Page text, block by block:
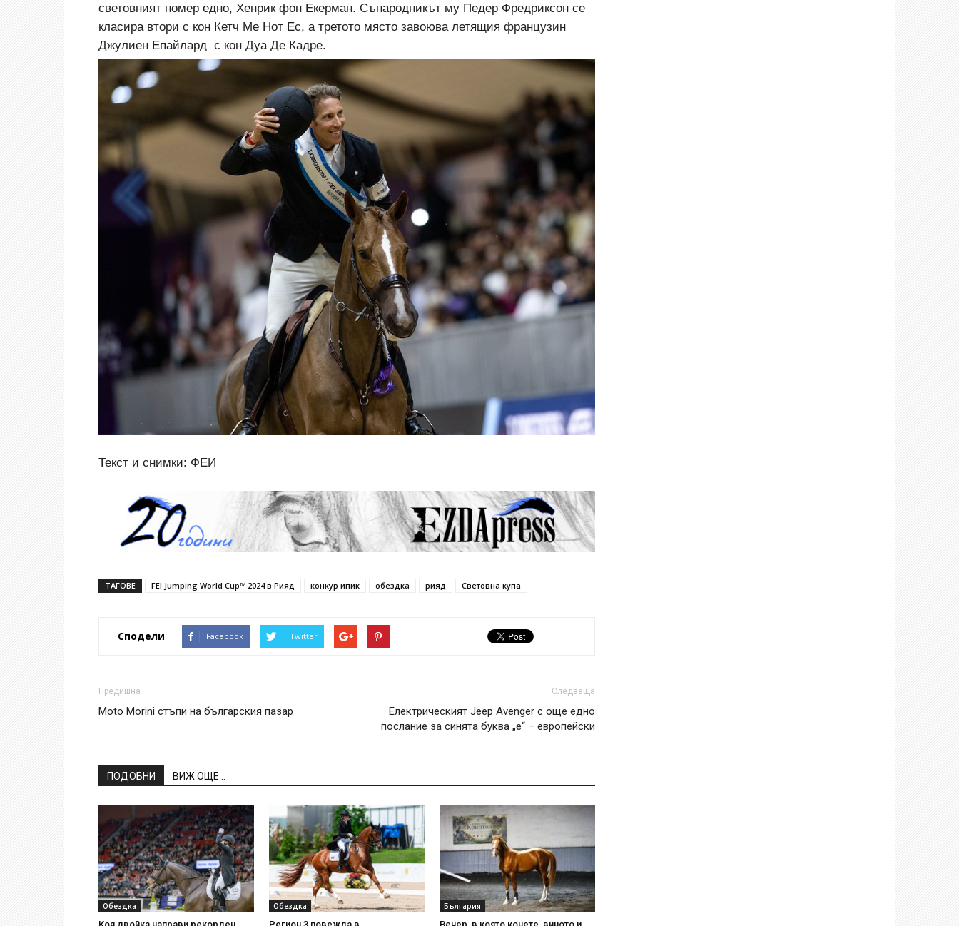
световният номер едно, Хенрик фон Екерман. Сънародникът му Педер Фредриксон се
класира втори с кон Кетч Ме Нот Ес, а третото място завоюва летящия французин
Джулиен Епайлард с кон Дуа Де Кадре.
Текст и снимки: ФЕИ
ТАГОВЕ FEI Jumping World Cup™ 2024 в Рияд конкур ипик обездка рияд Световна купа
Сподели Facebook Twitter
Предишна
Мoto Morini стъпи на българския пазар
Следваща
Електрическият Jeep Avenger с още едно
послание за синята буква „e“ – европейски
ПОДОБНИ ВИЖ ОЩЕ...
Обездка Обездка България